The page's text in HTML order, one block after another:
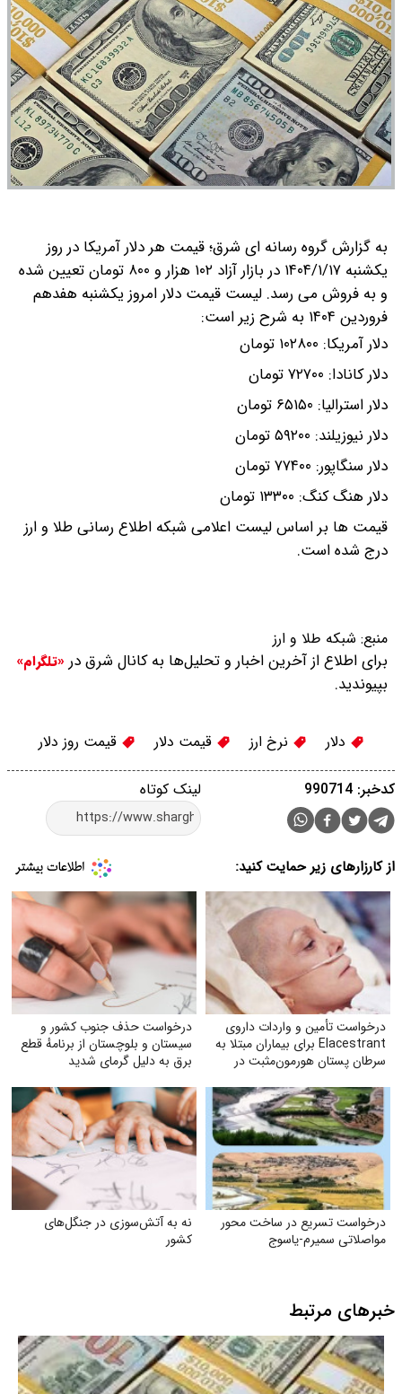
به گزارش گروه رسانه ای شرق؛ قیمت هر دلار آمریکا در روز
یکشنبه ۱۴۰۴/۱/۱۷ در بازار آزاد ۱۰۲ هزار و ۸۰۰ تومان تعیین شده
و به فروش می رسد. لیست قیمت دلار امروز یکشنبه هفدهم
فروردین ۱۴۰۴ به شرح زیر است:
دلار آمریکا: ۱۰۲۸۰۰ تومان
دلار کانادا: ۷۲۷۰۰ تومان
دلار استرالیا: ۶۵۱۵۰ تومان
دلار نیوزیلند: ۵۹۲۰۰ تومان
دلار سنگاپور: ۷۷۴۰۰ تومان
دلار هنگ کنگ: ۱۳۳۰۰ تومان
قیمت ها بر اساس لیست اعلامی شبکه اطلاع رسانی طلا و ارز
درج شده است.
منبع: شبکه طلا و ارز
برای اطلاع از آخرین اخبار و تحلیل‌ها به کانال شرق در «تلگرام»
بپیوندید.
دلار نرخ ارز قیمت دلار قیمت روز دلار
لینک کوتاه کدخبر: 990714
از کارزارهای زیر حمایت کنید:
درخواست تأمین و واردات داروی
Elacestrant برای بیماران مبتلا به
سرطان پستان هورمون‌مثبت در
درخواست حذف جنوب کشور و
سیستان و بلوچستان از برنامهٔ قطع
برق به دلیل گرمای شدید
درخواست تسریع در ساخت محور
مواصلاتی سمیرم-یاسوج
نه به آتش‌سوزی در جنگل‌های
کشور
خبرهای مرتبط